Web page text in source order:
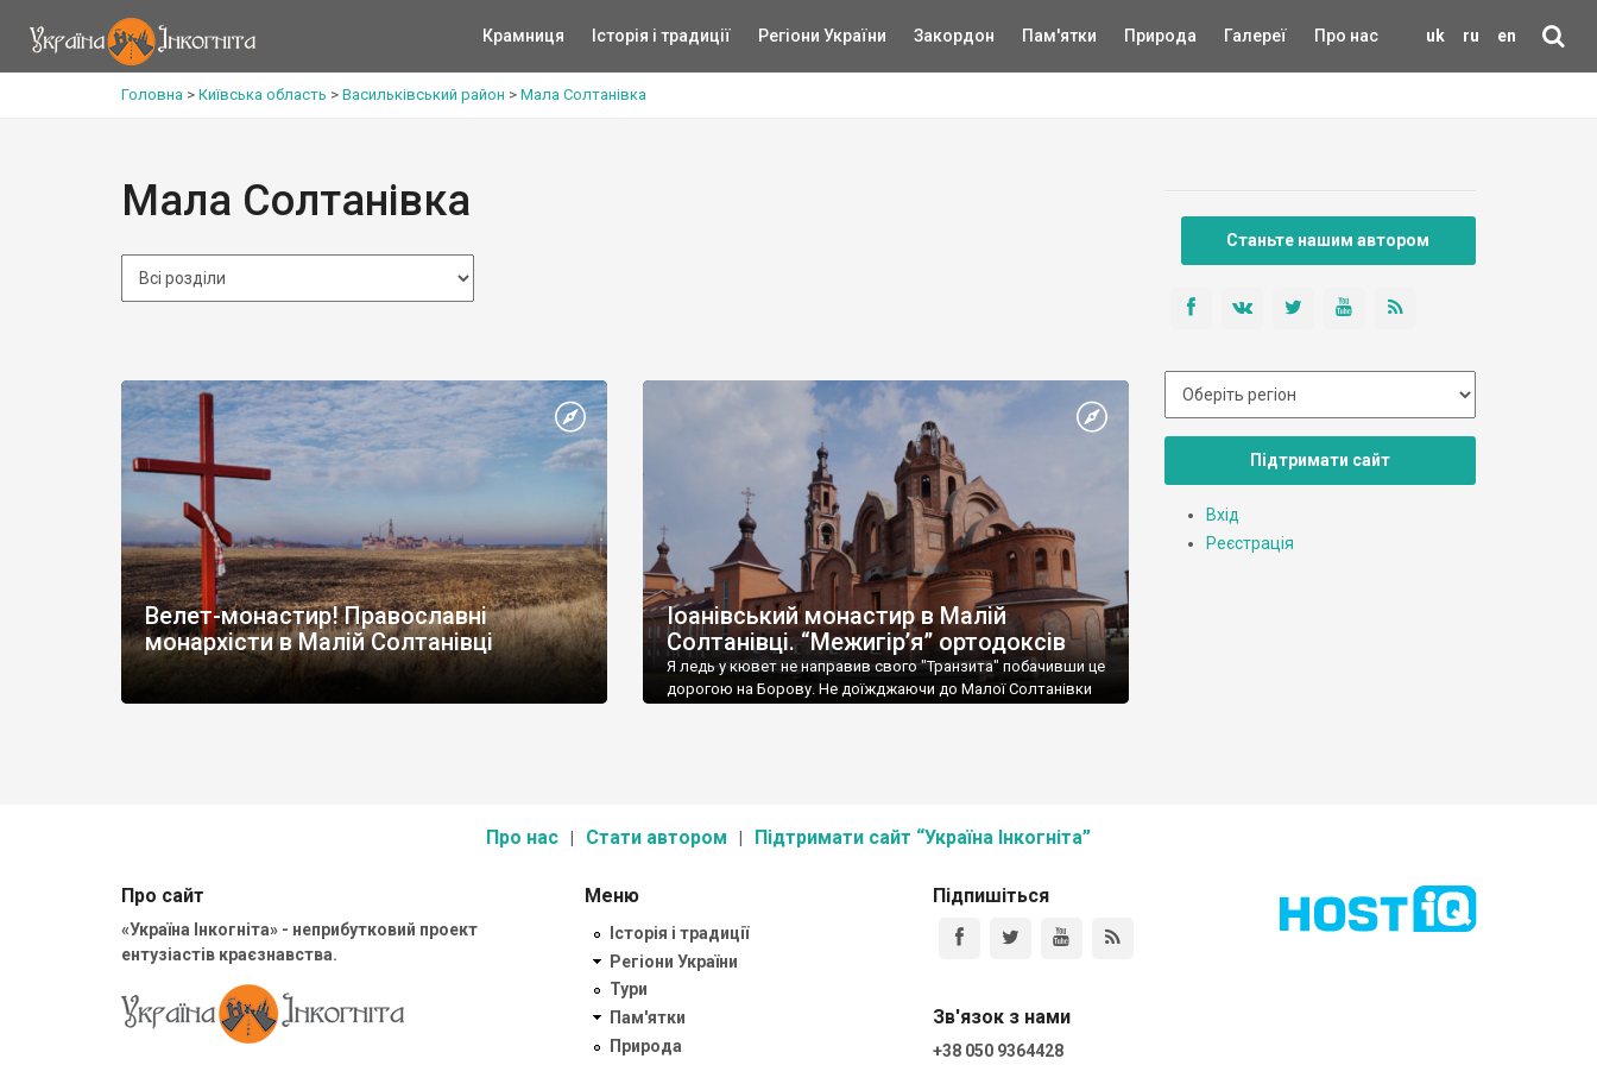
uk ru en
Крамниця Історія і традиції Регіони України Закордон Пам'ятки Природа Галереї Про нас
Головна > Київська область > Васильківський район > Мала Солтанівка
Мала Солтанівка
Велет-монастир! Православні
монархісти в Малій Солтанівці
Іоанівський монастир в Малій
Солтанівці. “Межигір’я” ортодоксів
Я ледь у кювет не направив свого "Транзита" побачивши це
дорогою на Борову. Не доїжджаючи до Малої Солтанівки
Станьте нашим автором
Підтримати сайт
Вхід
Реєстрація
Про нас Стати автором Підтримати сайт “Україна Інкогніта”
Про сайт
«Україна Інкогніта» - неприбутковий проект
ентузіастів краєзнавства.
Меню
Історія і традиції
Регіони України
Тури
Пам'ятки
Природа
Підпишіться
Зв'язок з нами
+38 050 9364428